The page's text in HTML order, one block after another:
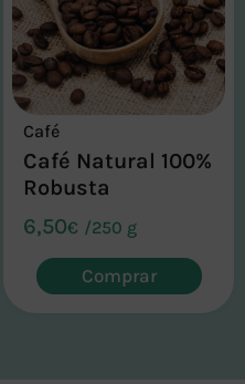
Café
Café Natural 100%
Robusta
6,50€ /250 g
Comprar